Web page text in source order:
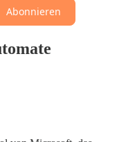
Abonnieren